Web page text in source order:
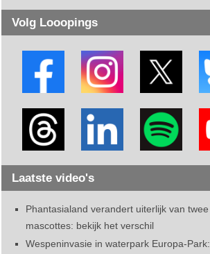
Volg Looopings
Laatste video's
Phantasialand verandert uiterlijk van twee
mascottes: bekijk het verschil
Wespeninvasie in waterpark Europa-Park: